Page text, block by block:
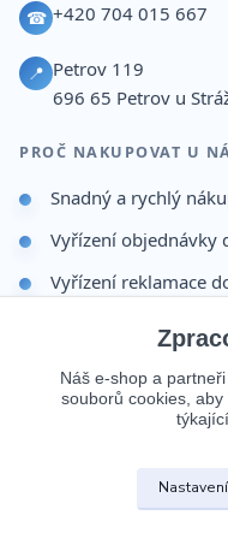
☎ +420 704 015 667
📍 Petrov 119
696 65 Petrov u
PROČ NAKUPOVAT U
Snadný a rychlý
Vyřízení objednávky
Vyřízení reklamace
Dárek po dokončení
Odesíláme i na
Doprava 65 Kč nad
© 2026 Batohy123.cz.
Náš e-shop a
souborů cookies,
Nastavení